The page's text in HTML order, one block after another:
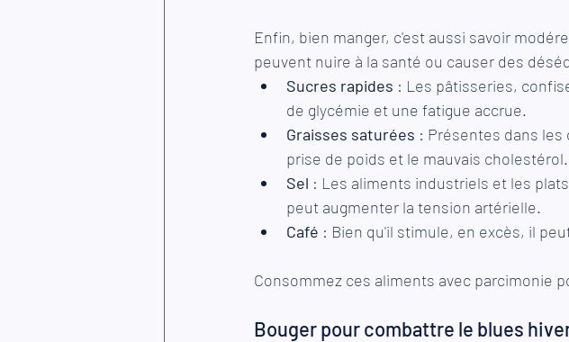
Enfin, bien manger, c'est aussi savoir
peuvent nuire à la santé ou causer des
Sucres rapides : Les pâtisseries,
de glycémie et une fatigue accrue.
Graisses saturées : Présentes dans
prise de poids et le mauvais cholestérol.
Sel : Les aliments industriels et les
peut augmenter la tension artérielle.
Café : Bien qu'il stimule, en excès, il
Consommez ces aliments avec parcimonie
Bouger pour combattre le blues